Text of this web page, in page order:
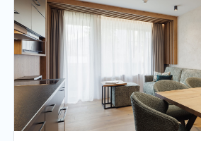
Bestpreisgarantie
Inklusivleistungen
Wellness